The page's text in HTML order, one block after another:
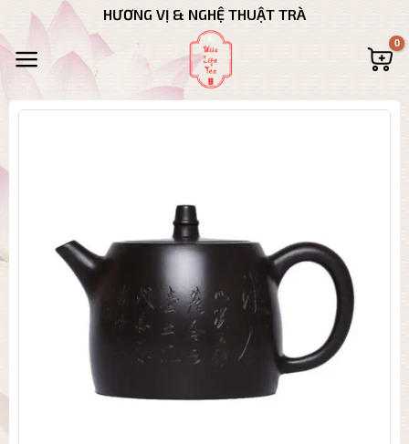
qua
nội
HƯƠNG VỊ & NGHỆ THUẬT TRÀ